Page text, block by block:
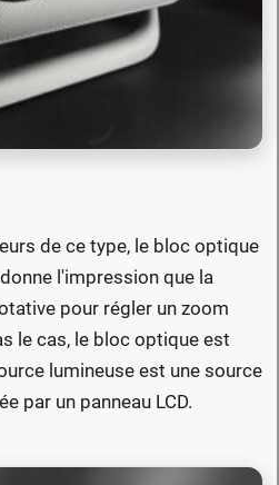
de ce type, le bloc optique
l'impression que la
pour régler un zoom
le cas, le bloc optique est
lumineuse est une source
par un panneau LCD.